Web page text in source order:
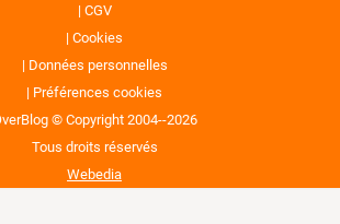
CGV
Cookies
Données personnelles
Préférences cookies
© Copyright 2004--2026
Tous droits réservés
Webedia